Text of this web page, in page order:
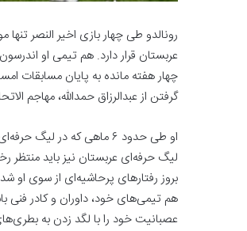
گرفتن از عبدالرزاق حمدالله، مهاجم الاتحاد که تا کنون ۲۰ گل به
او طی حدود ۶ ماهی که در
لیگ حرفه‌ای عربستان نیز باید منتظر
بروز رفتارهای پرحاشیه‌ای از سوی او
هم تیمی‌های خود، داوران و کادر فنی
عصبانیت خود را با لگد زدن به